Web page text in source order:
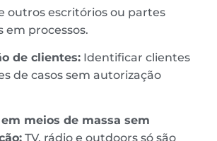
outros escritórios ou partes
em processos.
de clientes: Identificar clientes
de casos sem autorização
meios de massa sem
TV, rádio e outdoors só são